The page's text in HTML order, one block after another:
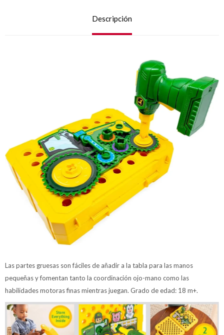
Descripción
Las partes gruesas son fáciles de añadir a la tabla para las manos
pequeñas y fomentan tanto la coordinación ojo-mano como las
habilidades motoras finas mientras juegan. Grado de edad: 18 m+.